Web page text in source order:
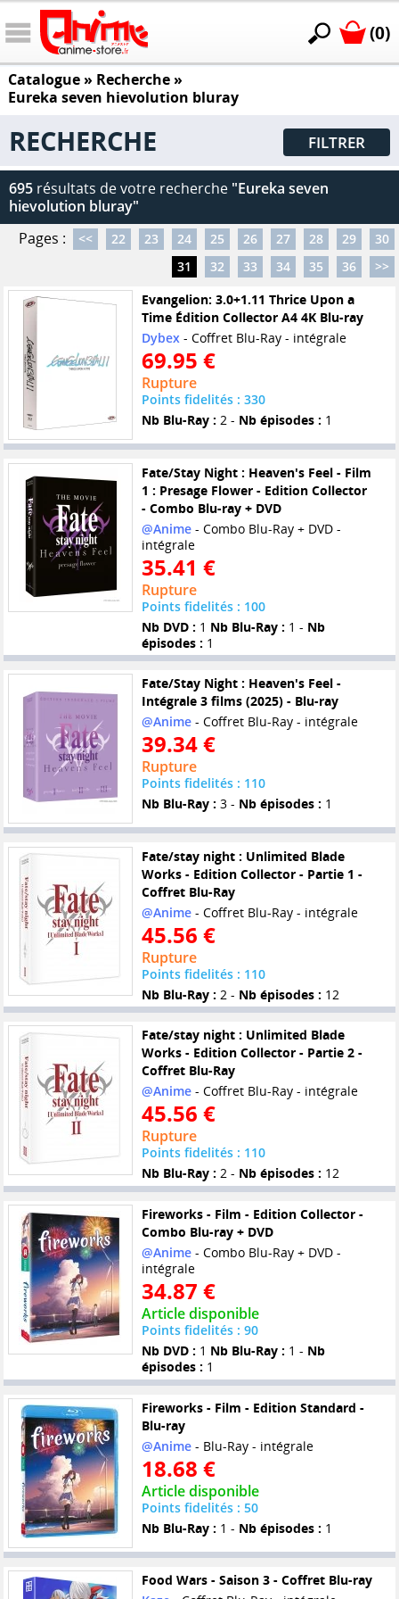
(0)
Catalogue» Recherche »
Eureka seven hievolution bluray
RECHERCHE FILTRER
695 résultats de votre recherche "Eureka seven
hievolution bluray"
Pages :
<< 22 23 24 25 26 27 28 29
30
31
32 33 34 35 36
>>
Evangelion: 3.0+1.11 Thrice Upon a
Time Édition Collector A4 4K Blu-ray
Dybex- Coffret Blu-Ray - intégrale
69.95 €
Rupture
Points fidelités : 330
Nb Blu-Ray : 2 - Nb épisodes : 1
Fate/Stay Night : Heaven's Feel - Film
1 : Presage Flower - Edition Collector
- Combo Blu-ray + DVD
@Anime- Combo Blu-Ray + DVD -
intégrale
35.41 €
Rupture
Points fidelités : 100
Nb DVD : 1 Nb Blu-Ray : 1 - Nb
épisodes : 1
Fate/Stay Night : Heaven's Feel -
Intégrale 3 films (2025) - Blu-ray
@Anime- Coffret Blu-Ray - intégrale
39.34 €
Rupture
Points fidelités : 110
Nb Blu-Ray : 3 - Nb épisodes : 1
Fate/stay night : Unlimited Blade
Works - Edition Collector - Partie 1 -
Coffret Blu-Ray
@Anime- Coffret Blu-Ray - intégrale
45.56 €
Rupture
Points fidelités : 110
Nb Blu-Ray : 2 - Nb épisodes : 12
Fate/stay night : Unlimited Blade
Works - Edition Collector - Partie 2 -
Coffret Blu-Ray
@Anime- Coffret Blu-Ray - intégrale
45.56 €
Rupture
Points fidelités : 110
Nb Blu-Ray : 2 - Nb épisodes : 12
Fireworks - Film - Edition Collector -
Combo Blu-ray + DVD
@Anime- Combo Blu-Ray + DVD -
intégrale
34.87 €
Article disponible
Points fidelités : 90
Nb DVD : 1 Nb Blu-Ray : 1 - Nb
épisodes : 1
Fireworks - Film - Edition Standard -
Blu-ray
@Anime- Blu-Ray - intégrale
18.68 €
Article disponible
Points fidelités : 50
Nb Blu-Ray : 1 - Nb épisodes : 1
Food Wars - Saison 3 - Coffret Blu-ray